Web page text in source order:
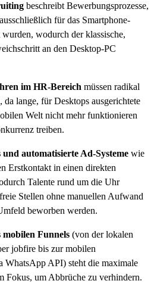
beschreibt Bewerbungsprozesse,
für das Smartphone-
wodurch der klassische,
an den Desktop-PC
im HR-Bereich müssen radikal
da lange, für Desktops ausgerichtete
Welt nicht mehr funktionieren
treiben.
automatisierte Ad-Systeme wie
Erstkontakt in einen direkten
Talente rund um die Uhr
Stellen ohne manuellen Aufwand
beworben werden.
mobilen Funnels (von der lokalen
jobfire bis zur mobilen
WhatsApp API) steht die maximale
Fokus, um Abbrüche zu verhindern.